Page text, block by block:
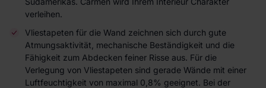
verleihen.
Vliestapeten für die Wand zeichnen sich durch gute
Atmungsaktivität, mechanische Beständigkeit und die
Fähigkeit zum Abdecken feiner Risse aus. Für die
Verlegung von Vliestapeten sind gerade Wände mit einer
Luftfeuchtigkeit von maximal 0,8% geeignet. Bei der